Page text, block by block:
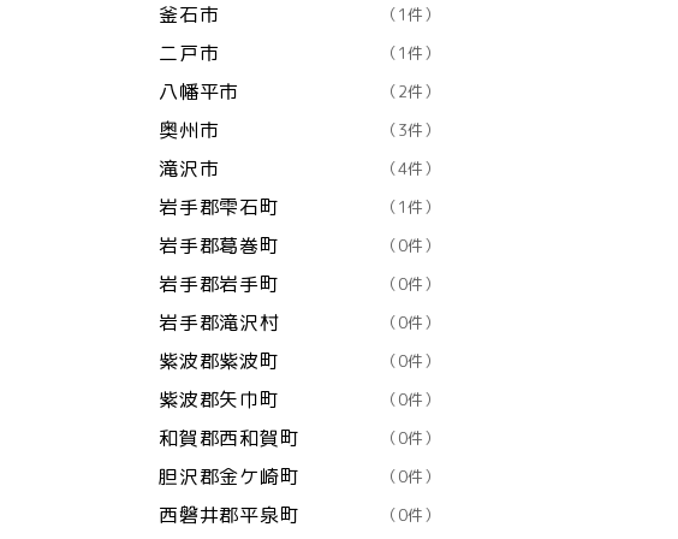
釜石市 （1件）
二戸市 （1件）
八幡平市 （2件）
奥州市 （3件）
滝沢市 （4件）
岩手郡雫石町 （1件）
岩手郡葛巻町 （0件）
岩手郡岩手町 （0件）
岩手郡滝沢村 （0件）
紫波郡紫波町 （0件）
紫波郡矢巾町 （0件）
和賀郡西和賀町 （0件）
胆沢郡金ケ崎町 （0件）
西磐井郡平泉町 （0件）